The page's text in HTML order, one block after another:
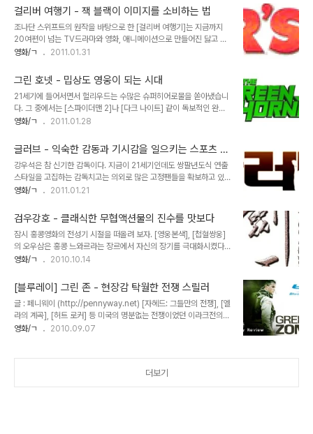
한 어조로 아이들에게 알리면서 시작된다...
작자들로서는 조금 진지하게 검토해봐야 할 부면이리라. 원인이 무엇
일까... 단순하게 생각한다면 웹툰이 주는 재미와 감동을 영화는 그만
큼 표현하지 못했다는 게 되겠지만, 사실 [바보]의 경우는 원작의 캐릭
터 싱크로와 내러티브의 구조가 거의 90%이상 유사한 흐름을 보여주
었음에도 외면받고 말았다. 원작을 그대로 따라간다고 해도 성공을 보
트]나 설정 변경 및 삭제가..
걸리버 여행기 - 잭 블랙이 이미지를 소비하는 법
조나단 스위프트의 원작을 바탕으로 한 [걸리버 여행기]는 지금까지
20여편이 넘는 TV드라마와 영화, 애니메이션으로 만들어진 닳고 닳
은 이야기입니다. 소인국 릴리풋에 도착한 걸리버가 뜻하지 않게 거인
용으로 각색된 버전이 더 많이 알려진 탓에 원작이 지녔던 인간 혐오적
인 날카로운 풍자성은 대중에게 크게 부각되지 않은게 사실입니다. 그
래서 새롭게 제작된 [걸리버 여행기]가 개봉된다고 했을 때 기존 작품
들의 틀을 깨고 조금은 새로운 관점에서 접근해주었으면 하는 바램도
없지 않았습니다. 고전의 현대적 컨버전이 성공을 거둔 사례는 그리 많
작이 나와준다해도 그리 놀랄 만한 일은 아니지 ..
영화/ㄱ 2011.01.31
그린 호넷 - 밉상도 영웅이 되는 시대
21세기에 들어서면서 헐리우드는 수많은 슈퍼히어로물을 쏟아냈습니
다. 그 중에서는 [스파이더맨 2]나 [다크 나이트] 같이 독보적인 완성
도를 보인 작품도 있었고, [아이언맨]이나 [헬보이]처럼 그래도 평작
데블]같이 무척이나 실망스런 작품들도 있었습니다. 이러한 21세기 히
어로물의 성향은 크게 둘로 나뉘는데, 코믹스 원작의 성격을 거의 그대
로 스크린에 가져오려는 시도와 또 하나는 히어로의 아이덴티티에 초
점을 맞추어 이를 재해석하려는 시도로 볼 수 있지요. 그 중에서도 성
공적인 히어로물의 성향은 대개 후자쪽으로 기웁니다. 21세기의 히어
것도 이제는 조금 진부한 흐름이 되..
영화/ㄱ 2011.01.28
글러브 - 익숙한 감동과 기시감을 일으키는 스포츠 신
파극
강우석은 참 신기한 감독이다. 지금이 21세기인데도 쌍팔년도식 연출
스타일을 고집하는 감독치고는 의외로 많은 고정팬들을 확보하고 있
으니까 말이다. 어떤면으로는 참 안전한 영화를 만드는구나 싶고, 그러
도 강우석 감독의 작품은 일단 세간의 관심에 오르는데 탁월한 재주를
가졌다. [글러브]는 전형적인 강우석표 영화처럼 보인다. 소재의 신선
함도 없고, 어느덧 강우석 사단의 대표배우가 되어 버린 정재영이 메인
을 꿰차고 앉아 그나마 기대할 만한 캐스팅의 의외성도 삼켜버렸다. 아
니, [이끼]를 찍은지가 얼마나 되었다고 1년도 안된 시점에 후딱 작품
살 만하다. 아마도 철저한 강우석 감독의 ..
영화/ㄱ 2011.01.21
검우강호 - 클래식한 무협액션물의 진수를 맛보다
잠시 홍콩영화의 전성기 시절을 떠올려 보자. [영웅본색], [첩혈쌍웅]
의 오우삼은 홍콩 느와르라는 장르에서 자신의 장기를 극대화시켰다.
반면 [영웅본색 3]의 실패가 알려주듯 홍콩 느와르에서는 별다른 재능
[소오강호], [황비홍] 등의 무협 액션물로 정점에 섰다. 그리고 두 사람
은 헐리우드로 갔다. 비교적 일찍 짐을 싸고 홍콩으로 돌아온 서극과는
달리 오우삼은 꽤 오래 버텼다. [브로큰 애로우], [페이스 오프], [미션
임파서블 2]로 승승장구하던 그가 [페이첵]으로 몰락하게 될 줄은 누
구도 예상치 못했지만 말이다. 비록 헐리우드로 간 두 사람의 라이벌전
영화/ㄱ 2010.10.14
[블루레이] 그린 존 - 현장감 탁월한 전쟁 스릴러
글 : 페니웨이 (http://pennyway.net) [자헤드: 그들만의 전쟁], [엘
라의 계곡], [허트 로커] 등 미국의 명분없는 전쟁이었던 이라크전의
상흔을 스크린으로 옮기는 작업은 근래들어 꽤 다양한 형태로 시도되
련 영화들이 흥행에 있어서는 하나같이 고전하고 있다는 점은 아직까
영화/ㄱ 2010.09.07
더보기